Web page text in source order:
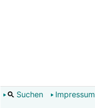
Suchen Impressum